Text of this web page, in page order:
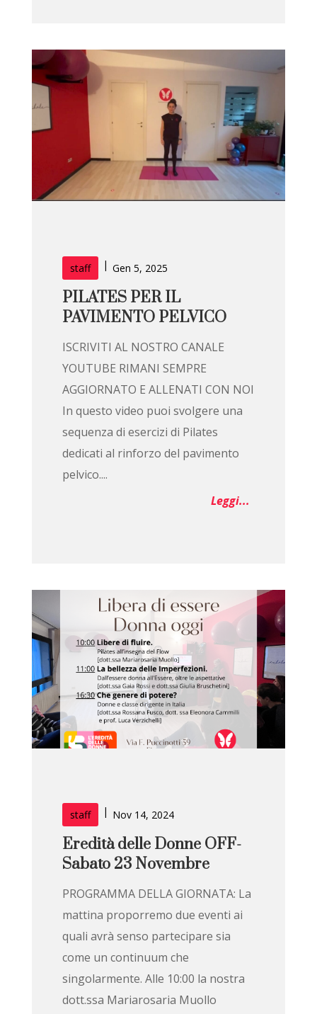
staff | Gen 5, 2025
PILATES PER IL
PAVIMENTO PELVICO
ISCRIVITI AL NOSTRO CANALE
YOUTUBE RIMANI SEMPRE
AGGIORNATO E ALLENATI CON NOI
In questo video puoi svolgere una
sequenza di esercizi di Pilates
dedicati al rinforzo del pavimento
pelvico....
Leggi...
staff | Nov 14, 2024
Eredità delle Donne OFF-
Sabato 23 Novembre
PROGRAMMA DELLA GIORNATA: La
mattina proporremo due eventi ai
quali avrà senso partecipare sia
come un continuum che
singolarmente. Alle 10:00 la nostra
dott.ssa Mariarosaria Muollo